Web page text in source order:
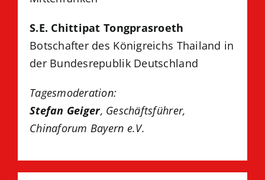
S.E. Chittipat Tongprasroeth
Botschafter des Königreichs Thailand in
der Bundesrepublik Deutschland
Tagesmoderation:
Stefan Geiger, Geschäftsführer,
Chinaforum Bayern e.V.